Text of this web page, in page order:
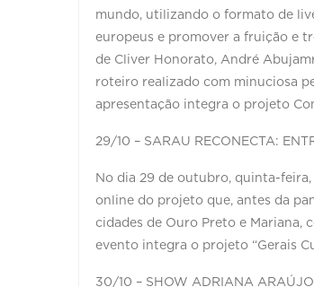
mundo, utilizando o formato de
europeus e promover a fruição e
de Cliver Honorato, André
roteiro realizado com minuciosa
apresentação integra o projeto
29/10 – SARAU RECONECTA:
No dia 29 de outubro, quinta-
online do projeto que, antes da
cidades de Ouro Preto e Mariana,
evento integra o projeto “Gerais
30/10 – SHOW ADRIANA ARAÚJO